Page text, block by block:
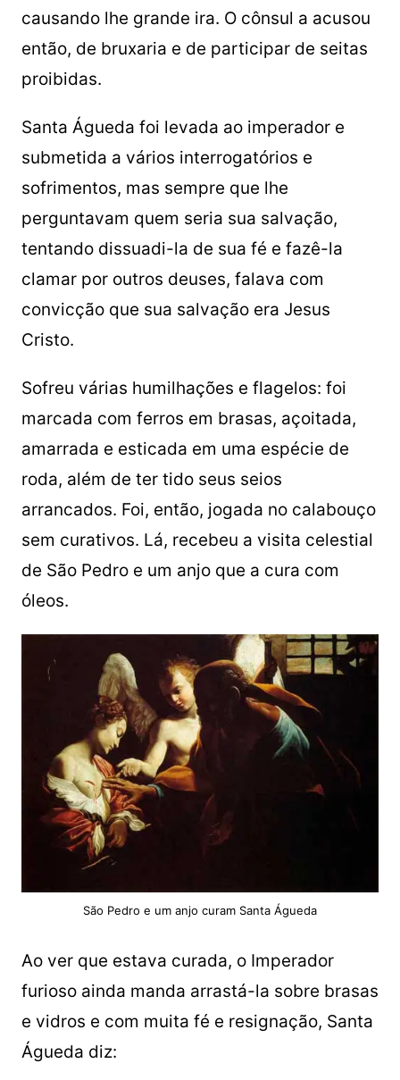
causando lhe grande ira. O cônsul a acusou
então, de bruxaria e de participar de seitas
proibidas.
Santa Águeda foi levada ao imperador e
submetida a vários interrogatórios e
sofrimentos, mas sempre que lhe
perguntavam quem seria sua salvação,
tentando dissuadi-la de sua fé e fazê-la
clamar por outros deuses, falava com
convicção que sua salvação era Jesus
Cristo.
Sofreu várias humilhações e flagelos: foi
marcada com ferros em brasas, açoitada,
amarrada e esticada em uma espécie de
roda, além de ter tido seus seios
arrancados. Foi, então, jogada no calabouço
sem curativos. Lá, recebeu a visita celestial
de São Pedro e um anjo que a cura com
óleos.
São Pedro e um anjo curam Santa Águeda
Ao ver que estava curada, o Imperador
furioso ainda manda arrastá-la sobre brasas
e vidros e com muita fé e resignação, Santa
Águeda diz: